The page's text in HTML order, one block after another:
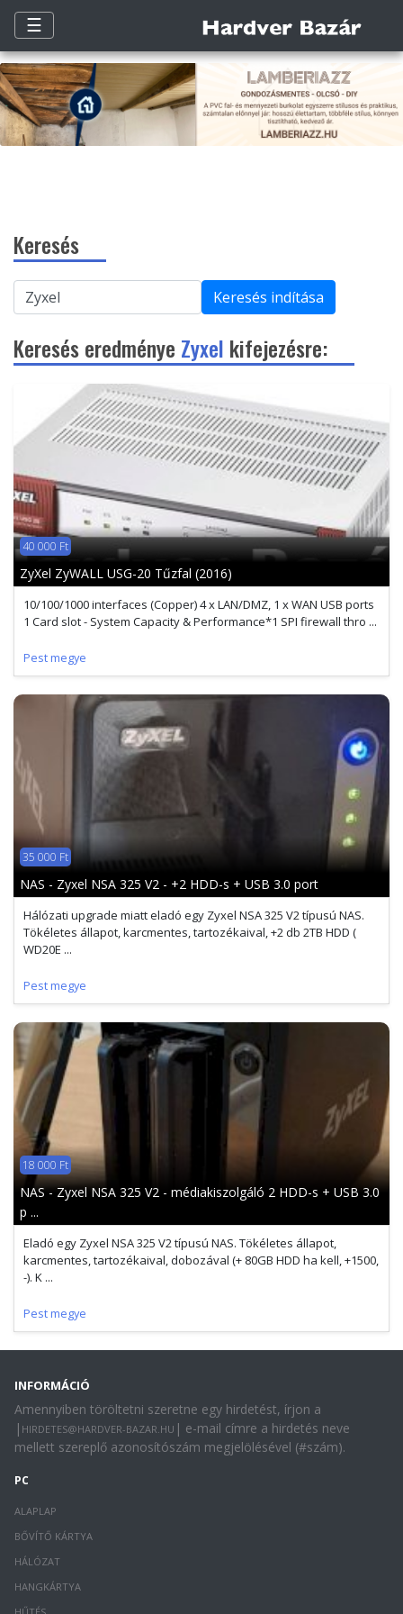
☰
Keresés
Keresés indítása
Keresés eredménye Zyxel kifejezésre:
40 000 Ft
ZyXel ZyWALL USG-20 Tűzfal (2016)
10/100/1000 interfaces (Copper) 4 x LAN/DMZ, 1 x WAN USB ports
1 Card slot - System Capacity & Performance*1 SPI firewall thro ...
Pest megye
35 000 Ft
NAS - Zyxel NSA 325 V2 - +2 HDD-s + USB 3.0 port
Hálózati upgrade miatt eladó egy Zyxel NSA 325 V2 típusú NAS.
Tökéletes állapot, karcmentes, tartozékaival, +2 db 2TB HDD (
WD20E ...
Pest megye
18 000 Ft
NAS - Zyxel NSA 325 V2 - médiakiszolgáló 2 HDD-s + USB 3.0
p ...
Eladó egy Zyxel NSA 325 V2 típusú NAS. Tökéletes állapot,
karcmentes, tartozékaival, dobozával (+ 80GB HDD ha kell, +1500,
-). K ...
Pest megye
INFORMÁCIÓ
Amennyiben töröltetni szeretne egy hirdetést, írjon a
| HIRDETES@HARDVER-BAZAR.HU | e-mail címre a hirdetés neve
mellett szereplő azonosítószám megjelölésével (#szám).
PC
ALAPLAP
BŐVÍTŐ KÁRTYA
HÁLÓZAT
HANGKÁRTYA